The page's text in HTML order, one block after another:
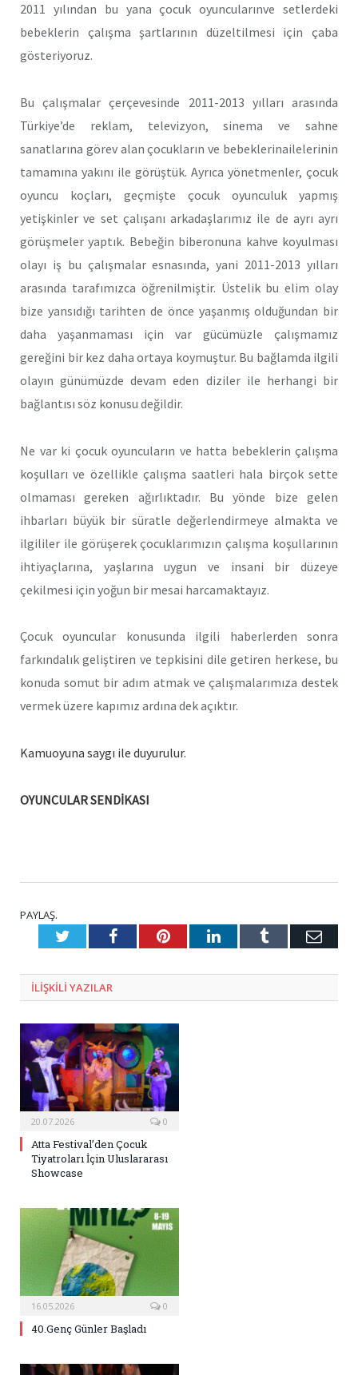
2011 yılından bu yana çocuk oyuncularınve setlerdeki
bebeklerin çalışma şartlarının düzeltilmesi için çaba
gösteriyoruz.
Bu çalışmalar çerçevesinde 2011-2013 yılları arasında
Türkiye’de reklam, televizyon, sinema ve sahne
sanatlarına görev alan çocukların ve bebeklerinailelerinin
tamamına yakını ile görüştük. Ayrıca yönetmenler, çocuk
oyuncu koçları, geçmişte çocuk oyunculuk yapmış
yetişkinler ve set çalışanı arkadaşlarımız ile de ayrı ayrı
görüşmeler yaptık. Bebeğin biberonuna kahve koyulması
olayı iş bu çalışmalar esnasında, yani 2011-2013 yılları
arasında tarafımızca öğrenilmiştir. Üstelik bu elim olay
bize yansıdığı tarihten de önce yaşanmış olduğundan bir
daha yaşanmaması için var gücümüzle çalışmamız
gereğini bir kez daha ortaya koymuştur. Bu bağlamda ilgili
olayın günümüzde devam eden diziler ile herhangi bir
bağlantısı söz konusu değildir.
Ne var ki çocuk oyuncuların ve hatta bebeklerin çalışma
koşulları ve özellikle çalışma saatleri hala birçok sette
olmaması gereken ağırlıktadır. Bu yönde bize gelen
ihbarları büyük bir süratle değerlendirmeye almakta ve
ilgililer ile görüşerek çocuklarımızın çalışma koşullarının
ihtiyaçlarına, yaşlarına uygun ve insani bir düzeye
çekilmesi için yoğun bir mesai harcamaktayız.
Çocuk oyuncular konusunda ilgili haberlerden sonra
farkındalık geliştiren ve tepkisini dile getiren herkese, bu
konuda somut bir adım atmak ve çalışmalarımıza destek
vermek üzere kapımız ardına dek açıktır.
Kamuoyuna saygı ile duyurulur.
OYUNCULAR SENDİKASI
PAYLAŞ.
TwitterFacebookPinterestLinkedInTumblr E-
ILIŞKILI YAZILAR
20.07.2026 0
Atta Festival’den Çocuk
Tiyatroları İçin Uluslararası
Showcase
16.05.2026 0
40.Genç Günler Başladı